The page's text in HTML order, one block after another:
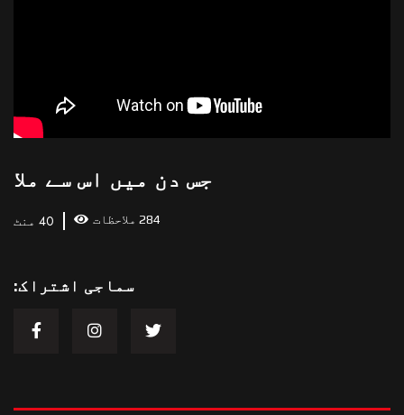
جس دن میں اس سے ملا
40 منٹ 284 ملاحظات
سماجی اشتراک: